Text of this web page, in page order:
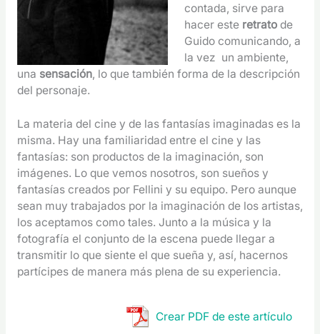
contada, sirve para
hacer este retratode
Guido comunicando, a
la vez un ambiente,
una sensación, lo que también forma de la descripción
del personaje.
La materia del cine y de las fantasías imaginadas es la
misma. Hay una familiaridad entre el cine y las
fantasías: son productos de la imaginación, son
imágenes. Lo que vemos nosotros, son sueños y
fantasías creados por Fellini y su equipo. Pero aunque
sean muy trabajados por la imaginación de los artistas,
los aceptamos como tales. Junto a la música y la
fotografía el conjunto de la escena puede llegar a
transmitir lo que siente el que sueña y, así, hacernos
partícipes de manera más plena de su experiencia.
Crear PDF de este artículo